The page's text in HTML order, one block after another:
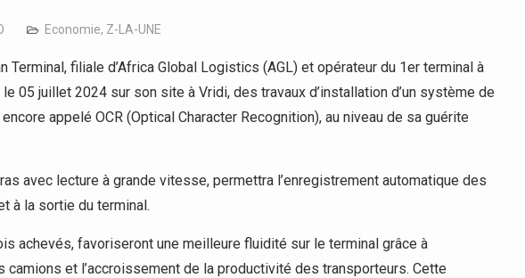
Economie, Z-LA-UNE
Terminal, filiale d’Africa Global Logistics (AGL) et opérateur du 1er terminal à
05 juillet 2024 sur son site à Vridi, des travaux d’installation d’un système de
appelé OCR (Optical Character Recognition), au niveau de sa guérite
avec lecture à grande vitesse, permettra l’enregistrement automatique des
à la sortie du terminal.
achevés, favoriseront une meilleure fluidité sur le terminal grâce à
camions et l’accroissement de la productivité des transporteurs. Cette